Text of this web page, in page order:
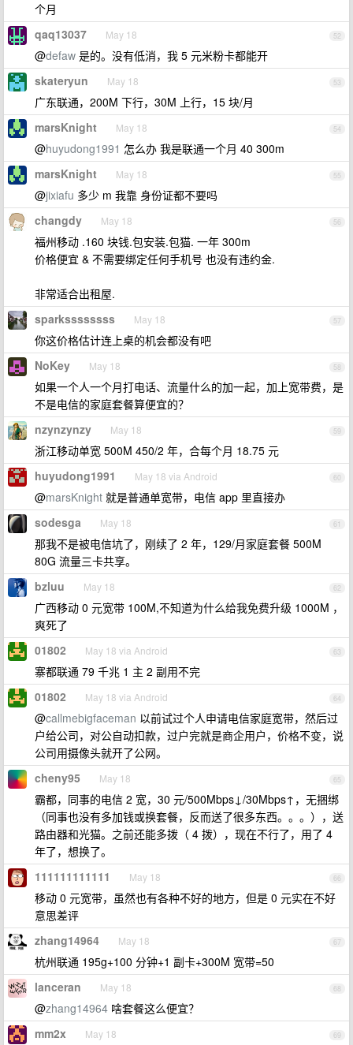
个月
52
qaq13037 May 18
@defaw 是的。没有低消，我 5 元米粉卡都能开
53
skateryun May 18
广东联通，200M 下行，30M 上行，15 块/月
54
marsKnight May 18
@huyudong1991 怎么办 我是联通一个月 40 300m
55
marsKnight May 18
@jixiafu 多少 m 我靠 身份证都不要吗
56
changdy May 18
福州移动 .160 块钱.包安装.包猫. 一年 300m
价格便宜 & 不需要绑定任何手机号 也没有违约金.
非常适合出租屋.
57
sparkssssssss May 18
你这价格估计连上桌的机会都没有吧
58
NoKey May 18
如果一个人一个月打电话、流量什么的加一起，加上宽带费，是
不是电信的家庭套餐算便宜的？
59
nzynzynzy May 18
浙江移动单宽 500M 450/2 年，合每个月 18.75 元
60
huyudong1991 May 18 via Android
@marsKnight 就是普通单宽带，电信 app 里直接办
61
sodesga May 18
那我不是被电信坑了，刚续了 2 年，129/月家庭套餐 500M
80G 流量三卡共享。
62
bzluu May 18
广西移动 0 元宽带 100M,不知道为什么给我免费升级 1000M ，
爽死了
63
01802 May 18 via Android
寨都联通 79 千兆 1 主 2 副用不完
64
01802 May 18 via Android
@callmebigfaceman 以前试过个人申请电信家庭宽带，然后过
户给公司，对公自动扣款，过户完就是商企用户，价格不变，说
公司用摄像头就开了公网。
65
cheny95 May 18
霸都，同事的电信 2 宽，30 元/500Mbps↓/30Mbps↑，无捆绑
（同事也没有多加钱或换套餐，反而送了很多东西。。。），送
路由器和光猫。之前还能多拨（ 4 拨），现在不行了，用了 4
年了，想换了。
66
111111111111 May 18
移动 0 元宽带，虽然也有各种不好的地方，但是 0 元实在不好
意思差评
67
zhang14964 May 18
杭州联通 195g+100 分钟+1 副卡+300M 宽带=50
68
lanceran May 18
@zhang14964 啥套餐这么便宜？
69
mm2x May 18